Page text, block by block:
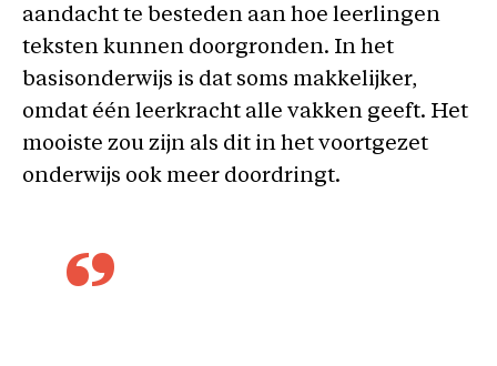
aandacht te besteden aan hoe leerlingen
teksten kunnen doorgronden. In het
basisonderwijs is dat soms makkelijker,
omdat één leerkracht alle vakken geeft. Het
mooiste zou zijn als dit in het voortgezet
onderwijs ook meer doordringt.